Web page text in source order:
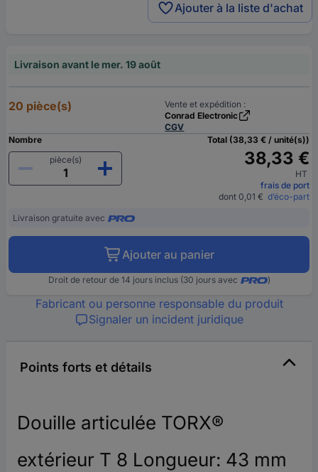
Ajouter à la liste d'achat
Livraison avant le mer. 19 août
20 pièce(s)
Vente et expédition :
Conrad Electronic
CGV
Nombre
pièce(s)
Total (38,33 € / unité(s))
38,33 €
HT
frais de port
dont 0,01 € d’éco-part
Livraison gratuite avec
Ajouter au panier
Droit de retour de 14 jours inclus (30 jours avec )
Fabricant ou personne responsable du produit
Signaler un incident juridique
Points forts et détails
Douille articulée TORX®
extérieur T 8 Longueur: 43 mm